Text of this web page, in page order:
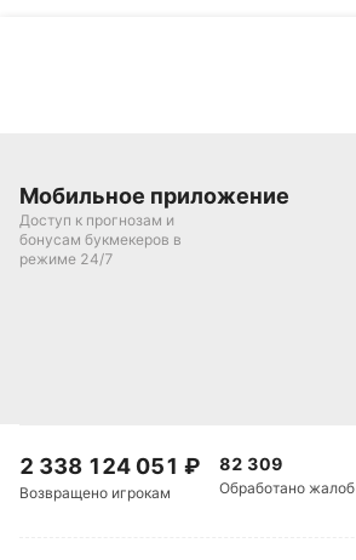
Мобильное приложение
Доступ к прогнозам и
бонусам букмекеров в
режиме 24/7
2 338 124 051 ₽
Возвращено игрокам
82 309
Обработано жалоб